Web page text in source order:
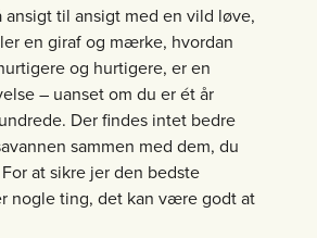
til ansigt med en vild løve,
en giraf og mærke, hvordan
og hurtigere, er en
– uanset om du er ét år
Der findes intet bedre
sammen med dem, du
at sikre jer den bedste
nogle ting, det kan være godt at